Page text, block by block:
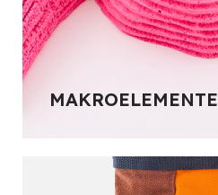
MAKROELEMENTE